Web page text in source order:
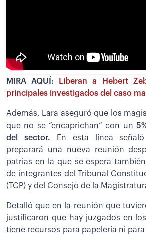
MIRA AQUÍ: Liberan a Hebert
principales investigados del caso
Además, Lara aseguró que los
que no se “encaprichan” con un
del sector. En esta línea
preparará una nueva reunión
patrias en la que se espera
de integrantes del Tribunal
(TCP) y del Consejo de la
Detalló que en la reunión que
justificaron que hay juzgados en
tiene recursos para papelería ni